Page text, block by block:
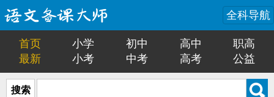
全科导航
首页 小学 初中 高中
职高
最新
小考 中考 高考 公益
搜索